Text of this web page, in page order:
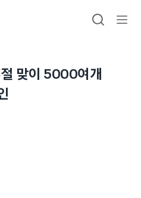
검색
맞이 5000여개